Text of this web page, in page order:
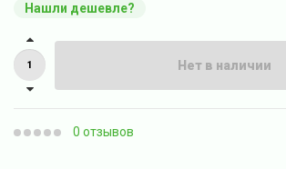
Нашли дешевле?
Нет в наличии
0 отзывов